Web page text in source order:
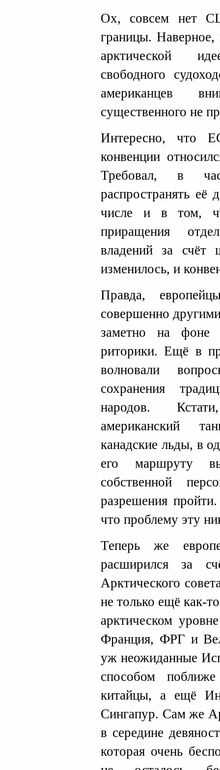
Ох, совсем нет
границы.
арктической
свободного
американцев
существенного не
Интересно, что
конвенции
Требовал, в
распространять её
числе и в том,
приращения
владений за
изменилось, и
Правда,
совершенно
заметно на фоне
риторики. Ещё в
волновали
сохранения
народов.
американский
канадские льды, в
его маршруту
собственной
разрешения
что проблему эту
Теперь же
расширился за
Арктического
не только ещё как-
арктическом
Франция, ФРГ и
уж неожиданные
способом
китайцы, а ещё
Сингапур. Сам же
в середине
которая очень